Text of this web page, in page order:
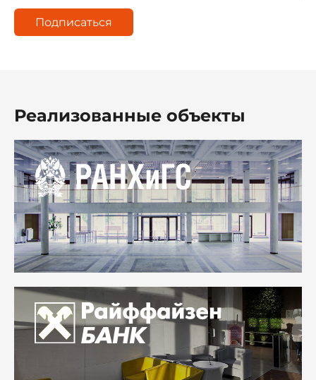
Реализованные объекты